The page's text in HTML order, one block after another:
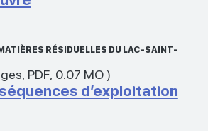
RÉSIDUELLES DU LAC-SAINT-
, PDF, 0.07 MO)
d’exploitation